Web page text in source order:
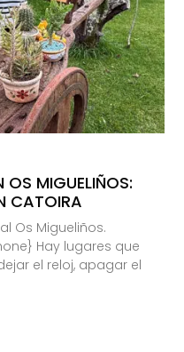
MIGUELIÑOS:
CATOIRA
Os Migueliños.
Hay lugares que
el reloj, apagar el